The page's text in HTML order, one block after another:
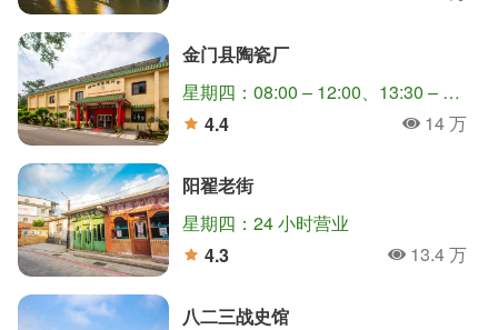
金门县陶瓷厂
星期四：08:00 – 12:00、13:30 – 17:30
4.4
人氣14 万
阳翟老街
星期四：24 小时营业
4.3
人氣13.4 万
八二三战史馆